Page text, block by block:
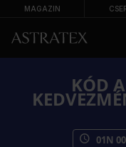
MAGAZIN
KÓD
01N 00